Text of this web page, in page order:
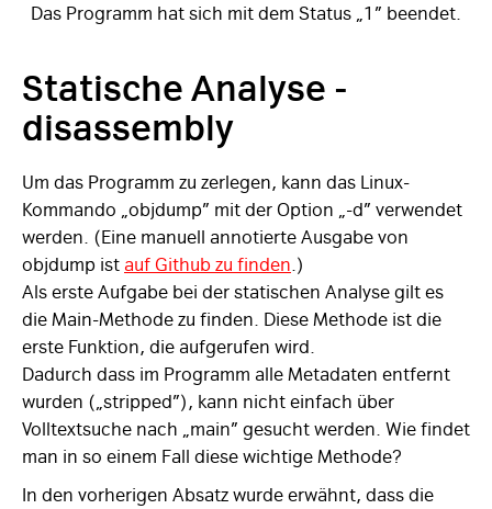
Das Programm hat sich mit dem Status „1” beendet.
Statische Analyse -
disassembly
Um das Programm zu zerlegen, kann das Linux-
Kommando „objdump” mit der Option „-d” verwendet
werden. (Eine manuell annotierte Ausgabe von
objdump ist auf Github zu finden .)
Als erste Aufgabe bei der statischen Analyse gilt es
die Main-Methode zu finden. Diese Methode ist die
erste Funktion, die aufgerufen wird.
Dadurch dass im Programm alle Metadaten entfernt
wurden („stripped”), kann nicht einfach über
Volltextsuche nach „main” gesucht werden. Wie findet
man in so einem Fall diese wichtige Methode?
In den vorherigen Absatz wurde erwähnt, dass die